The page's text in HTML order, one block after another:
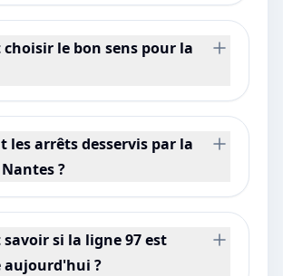
le bon sens pour la
les arrêts desservis par la
?
si la ligne 97 est
aujourd'hui ?